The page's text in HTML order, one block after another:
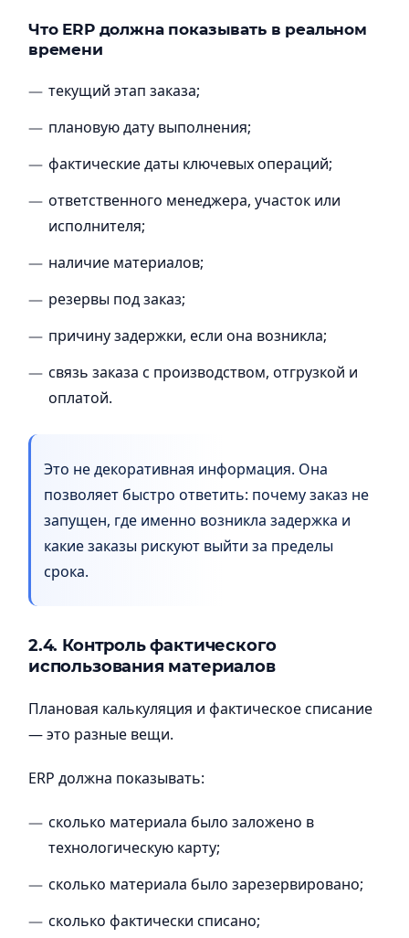
Что ERP должна показывать в реальном
времени
текущий этап заказа;
плановую дату выполнения;
фактические даты ключевых операций;
ответственного менеджера, участок или
исполнителя;
наличие материалов;
резервы под заказ;
причину задержки, если она возникла;
связь заказа с производством, отгрузкой и
оплатой.
Это не декоративная информация. Она
позволяет быстро ответить: почему заказ не
запущен, где именно возникла задержка и
какие заказы рискуют выйти за пределы
срока.
2.4. Контроль фактического
использования материалов
Плановая калькуляция и фактическое списание
— это разные вещи.
ERP должна показывать:
сколько материала было заложено в
технологическую карту;
сколько материала было зарезервировано;
сколько фактически списано;